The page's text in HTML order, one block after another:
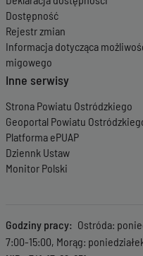
Dostępność
Rejestr zmian
Informacja dotycząca
migowego
Inne serwisy
Strona Powiatu Ostródzkiego
Geoportal Powiatu
Platforma ePUAP
Dziennk Ustaw
Monitor Polski
Godziny pracy
Ostróda:
7:00-15:00, Morąg: